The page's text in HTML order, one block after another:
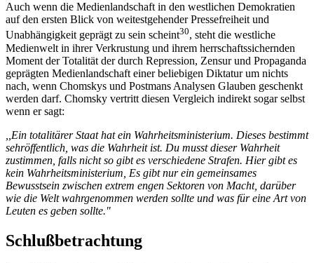
Auch wenn die Medienlandschaft in den westlichen Demokratien
auf den ersten Blick von weitestgehender Pressefreiheit und
Unabhängigkeit geprägt zu sein scheint30, steht die westliche
Medienwelt in ihrer Verkrustung und ihrem herrschaftssichernden
Moment der Totalität der durch Repression, Zensur und Propaganda
geprägten Medienlandschaft einer beliebigen Diktatur um nichts
nach, wenn Chomskys und Postmans Analysen Glauben geschenkt
werden darf. Chomsky vertritt diesen Vergleich indirekt sogar selbst
wenn er sagt:
,,Ein totalitärer Staat hat ein Wahrheitsministerium. Dieses bestimmt
sehröffentlich, was die Wahrheit ist. Du musst dieser Wahrheit
zustimmen, falls nicht so gibt es verschiedene Strafen. Hier gibt es
kein Wahrheitsministerium, Es gibt nur ein gemeinsames
Bewusstsein zwischen extrem engen Sektoren von Macht, darüber
wie die Welt wahrgenommen werden sollte und was für eine Art von
Leuten es geben sollte."
Schlußbetrachtung